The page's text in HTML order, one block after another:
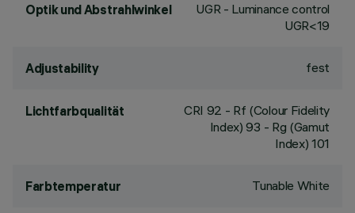
Optik und Abstrahlwinkel
UGR - Luminance control
UGR<19
Adjustability fest
Lichtfarbqualität CRI 92 - Rf (Colour Fidelity
Index) 93 - Rg (Gamut
Index) 101
Farbtemperatur Tunable White